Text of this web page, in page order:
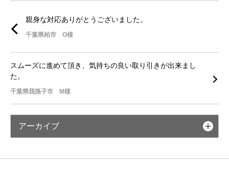
親身な対応ありがとうございました。
千葉県柏市 O様
スムーズに進めて頂き、気持ちの良い取り引きが出来まし
た。
千葉県我孫子市 M様
アーカイブ